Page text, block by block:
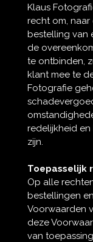
Klaus
recht om,
bestelling van
de
te ontbinden,
klant mee te
Fotografie
redelijkheid
zijn.
Toepasselijk
Op alle
bestellingen
Voorwaarden
deze
van